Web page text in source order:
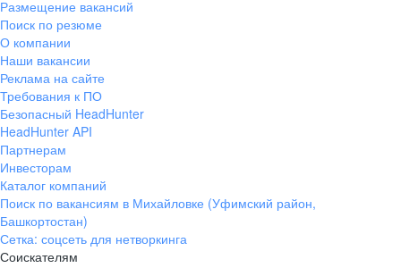
задаёт тренды и меняет рынок
труда, и горжусь тем, что являюсь
Размещение вакансий
Поиск по резюме
О компании
Наши вакансии
Реклама на сайте
Требования к ПО
Безопасный HeadHunter
HeadHunter API
Партнерам
Инвесторам
Каталог компаний
Поиск по вакансиям в Михайловке (Уфимский район,
Башкортостан)
Сетка: соцсеть для нетворкинга
Соискателям